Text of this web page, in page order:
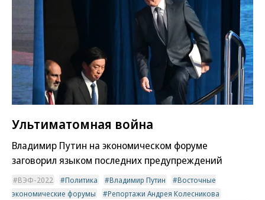
Ультиматомная война
Владимир Путин на экономическом форуме
заговорил языком последних предупреждений
ВЭФ-2022 Политика Владимир Путин
Восточные
экономические форумы
Репортажи Андрея Колесникова